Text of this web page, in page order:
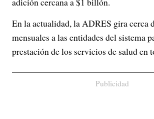
En la actualidad, la ADRES gira cerca
mensuales a las entidades del sistema
prestación de los servicios de salud en
Publicidad